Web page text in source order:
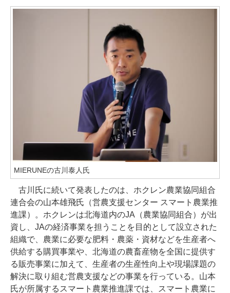
MIERUNEの古川泰人氏
古川氏に続いて発表したのは、ホクレン農業協同組合
連合会の山本雄飛氏（営農支援センター スマート農業推
進課）。ホクレンは北海道内のJA（農業協同組合）が出
資し、JAの経済事業を担うことを目的として設立された
組織で、農業に必要な肥料・農薬・資材などを生産者へ
供給する購買事業や、北海道の農畜産物を全国に提供す
る販売事業に加えて、生産者の生産性向上や現場課題の
解決に取り組む営農支援などの事業を行っている。山本
氏が所属するスマート農業推進課では、スマート農業に